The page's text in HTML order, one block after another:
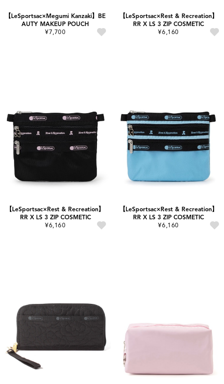
【LeSportsac×Megumi Kanzaki】BE
AUTY MAKEUP POUCH
¥7,700
【LeSportsac×Rest & Recreation】
RR X LS 3 ZIP COSMETIC
¥6,160
【LeSportsac×Rest & Recreation】
RR X LS 3 ZIP COSMETIC
¥6,160
【LeSportsac×Rest & Recreation】
RR X LS 3 ZIP COSMETIC
¥6,160